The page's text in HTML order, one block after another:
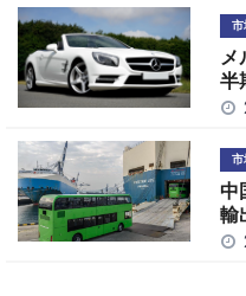
半
中
輸